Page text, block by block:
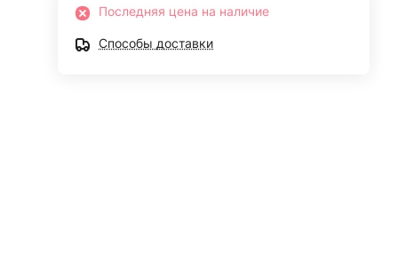
Последняя цена на наличие
Способы доставки